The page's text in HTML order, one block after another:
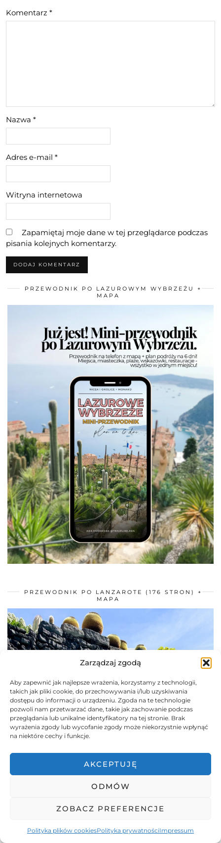
Zarządzaj zgodą
Aby zapewnić jak najlepsze wrażenia, korzystamy z technologii,
takich jak pliki cookie, do przechowywania i/lub uzyskiwania
dostępu do informacji o urządzeniu. Zgoda na te technologie
pozwoli nam przetwarzać dane, takie jak zachowanie podczas
przeglądania lub unikalne identyfikatory na tej stronie. Brak
wyrażenia zgody lub wycofanie zgody może niekorzystnie wpłynąć
na niektóre cechy i funkcje.
AKCEPTUJĘ
ODMÓW
ZOBACZ PREFERENCJE
Polityka plików cookiesPolityka prywatnościImpressum
Komentarz *
Nazwa *
Adres e-mail *
Witryna internetowa
Zapamiętaj moje dane w tej przeglądarce podczas
pisania kolejnych komentarzy.
PRZEWODNIK PO LAZUROWYM WYBRZEŻU +
MAPA
PRZEWODNIK PO LANZAROTE (176 STRON) +
MAPA